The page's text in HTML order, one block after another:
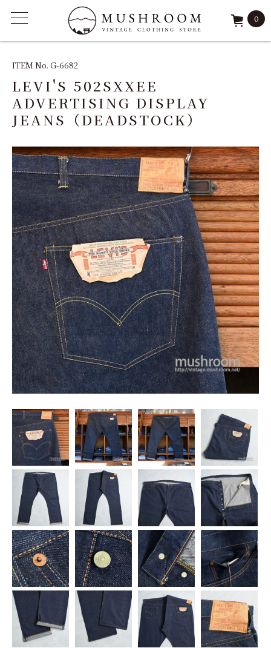
FEATURE
ARCHIVE
SOLD
REPAIR
STAFF
SHOP
SNS
MY ACCOUNT
0
ITEM No. G-6682
LEVI'S 502SXXEE
ADVERTISING DISPLAY
JEANS（DEADSTOCK）